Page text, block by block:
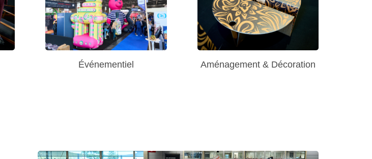
Événementiel Aménagement & Décoration